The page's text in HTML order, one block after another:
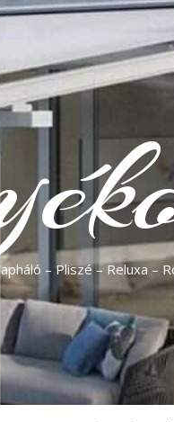
– Pliszé – Reluxa –